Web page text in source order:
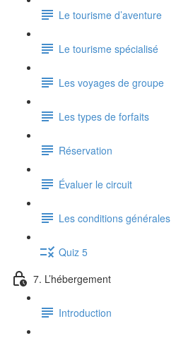
Le tourisme d’aventure
Le tourisme spécialisé
Les voyages de groupe
Les types de forfaits
Réservation
Évaluer le circuit
Les conditions générales
Quiz 5
7. L’hébergement
Introduction